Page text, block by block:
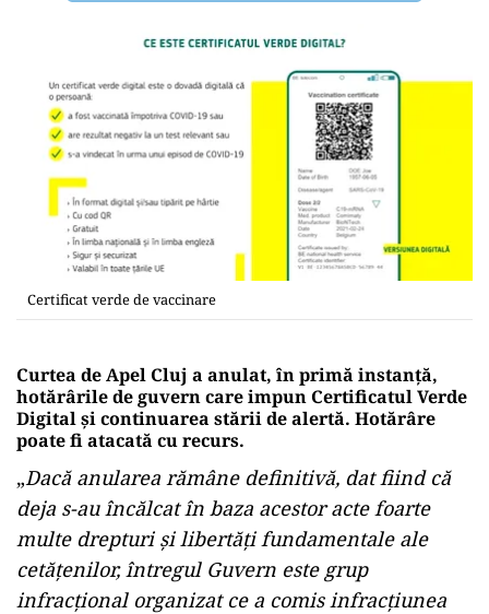
Certificat verde de vaccinare
Curtea de Apel Cluj a anulat, în primă instanță,
hotărârile de guvern care impun Certificatul Verde
Digital și continuarea stării de alertă. Hotărâre
poate fi atacată cu recurs.
„Dacă anularea rămâne definitivă, dat fiind că
deja s-au încălcat în baza acestor acte foarte
multe drepturi și libertăți fundamentale ale
cetățenilor, întregul Guvern este grup
infracțional organizat ce a comis infracțiunea